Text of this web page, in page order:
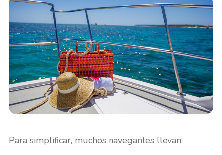
Para simplificar, muchos navegantes llevan: